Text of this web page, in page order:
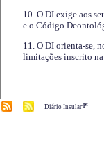
10. O DI exige aos
e o Código
11. O DI orienta-se,
limitações inscrito
Diário Insular.pt